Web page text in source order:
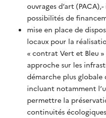
ouvrages d’art
possibilités de
mise en place de
locaux pour la
« contrat Vert et Bleu
approche sur les
démarche plus
incluant notamment
permettre la
continuités